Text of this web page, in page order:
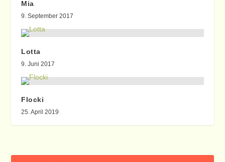
Mia
9. September 2017
Lotta
9. Juni 2017
Flocki
25. April 2019